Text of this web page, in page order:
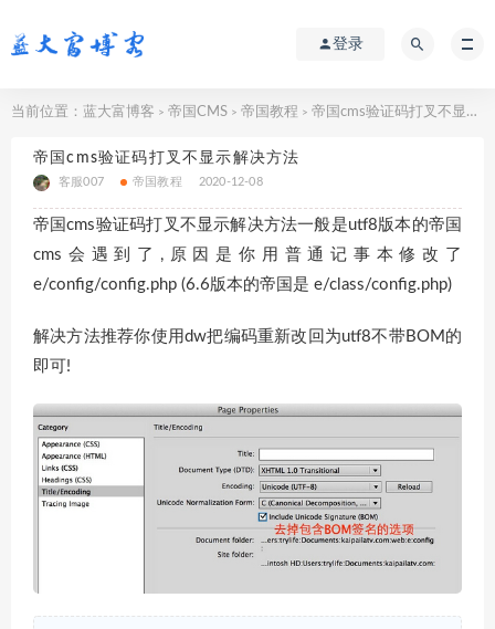
登录
当前位置： 蓝大富博客 > 帝国CMS > 帝国教程 > 帝国cms验证码打叉不显示解决方法
帝国cms验证码打叉不显示解决方法
客服007 帝国教程 2020-12-08
帝国cms验证码打叉不显示解决方法一般是utf8版本的帝国
cms会遇到了,原因是你用普通记事本修改了
e/config/config.php (6.6版本的帝国是 e/class/config.php)
解决方法推荐你使用dw把编码重新改回为utf8不带BOM的
即可!